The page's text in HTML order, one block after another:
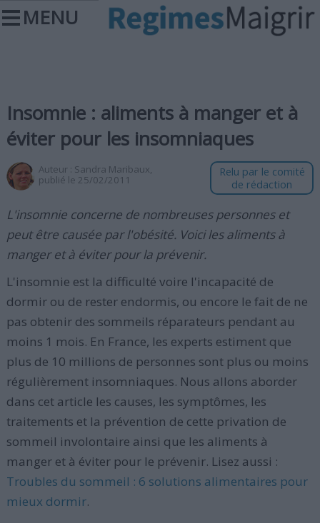
MENU
Insomnie : aliments à manger et à
éviter pour les insomniaques
Auteur : Sandra Maribaux,
publié le 25/02/2011
Relu par le comité
de rédaction
L'insomnie concerne de nombreuses personnes et
peut être causée par l'obésité. Voici les aliments à
manger et à éviter pour la prévenir.
L'insomnie est la difficulté voire l'incapacité de
dormir ou de rester endormis, ou encore le fait de ne
pas obtenir des sommeils réparateurs pendant au
moins 1 mois. En France, les experts estiment que
plus de 10 millions de personnes sont plus ou moins
régulièrement insomniaques. Nous allons aborder
dans cet article les causes, les symptômes, les
traitements et la prévention de cette privation de
sommeil involontaire ainsi que les aliments à
manger et à éviter pour le prévenir. Lisez aussi :
Troubles du sommeil : 6 solutions alimentaires pour
mieux dormir.